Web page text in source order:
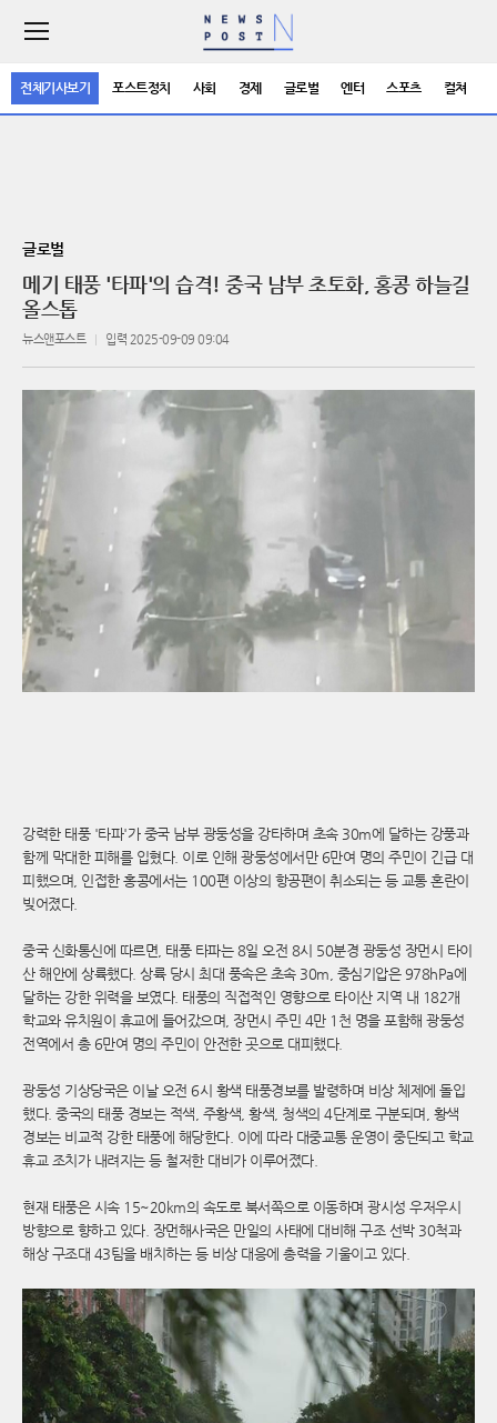
전체기사보기 포스트정치 사회 경제 글로벌 엔터 스포츠 컬쳐
주
서
비
글로벌
메기 태풍 '타파'의 습격! 중국 남부 초토화, 홍콩 하늘길
올스톱
뉴스앤포스트 입력 2025-09-09 09:04
강력한 태풍 '타파'가 중국 남부 광둥성을 강타하며 초속 30m에 달하는 강풍과
함께 막대한 피해를 입혔다. 이로 인해 광둥성에서만 6만여 명의 주민이 긴급 대
피했으며, 인접한 홍콩에서는 100편 이상의 항공편이 취소되는 등 교통 혼란이
빚어졌다.
중국 신화통신에 따르면, 태풍 타파는 8일 오전 8시 50분경 광둥성 장먼시 타이
산 해안에 상륙했다. 상륙 당시 최대 풍속은 초속 30m, 중심기압은 978hPa에
달하는 강한 위력을 보였다. 태풍의 직접적인 영향으로 타이산 지역 내 182개
학교와 유치원이 휴교에 들어갔으며, 장먼시 주민 4만 1천 명을 포함해 광둥성
전역에서 총 6만여 명의 주민이 안전한 곳으로 대피했다.
광둥성 기상당국은 이날 오전 6시 황색 태풍경보를 발령하며 비상 체제에 돌입
했다. 중국의 태풍 경보는 적색, 주황색, 황색, 청색의 4단계로 구분되며, 황색
경보는 비교적 강한 태풍에 해당한다. 이에 따라 대중교통 운영이 중단되고 학교
휴교 조치가 내려지는 등 철저한 대비가 이루어졌다.
현재 태풍은 시속 15~20km의 속도로 북서쪽으로 이동하며 광시성 우저우시
방향으로 향하고 있다. 장먼해사국은 만일의 사태에 대비해 구조 선박 30척과
해상 구조대 43팀을 배치하는 등 비상 대응에 총력을 기울이고 있다.